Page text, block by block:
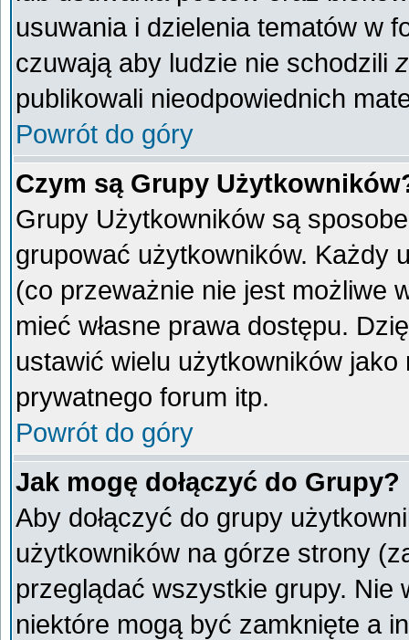
usuwania i dzielenia tematów w
czuwają aby ludzie nie schodzili
publikowali nieodpowiednich
Powrót do góry
Czym są Grupy
Grupy Użytkowników są
grupować użytkowników. Każdy
(co przeważnie nie jest możliwe
mieć własne prawa dostępu.
ustawić wielu użytkowników
prywatnego forum itp.
Powrót do góry
Jak mogę dołączyć do Grupy?
Aby dołączyć do grupy
użytkowników na górze strony
przeglądać wszystkie grupy.
niektóre mogą być zamknięte a